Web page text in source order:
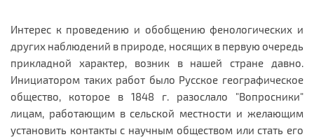
Интерес к проведению и обобщению фенологических и
других наблюдений в природе, носящих в первую очередь
прикладной характер, возник в нашей стране давно.
Инициатором таких работ было Русское географическое
общество, которое в 1848 г. разослало "Вопросники"
лицам, работающим в сельской местности и желающим
установить кон­такты с научным обществом или стать его